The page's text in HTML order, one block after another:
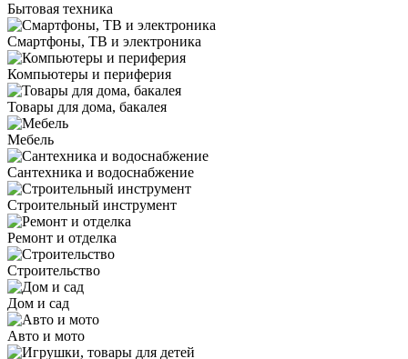
Бытовая техника
Смартфоны, ТВ и электроника
Компьютеры и периферия
Товары для дома, бакалея
Мебель
Сантехника и водоснабжение
Строительный инструмент
Ремонт и отделка
Строительство
Дом и сад
Авто и мото